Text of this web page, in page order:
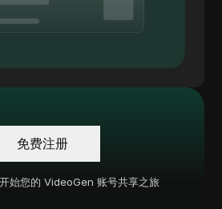
免费注册
始您的 VideoGen 账号共享之旅